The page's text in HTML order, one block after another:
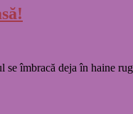
îmbracă deja în haine